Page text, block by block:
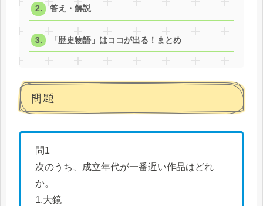
答え・解説
「歴史物語」はココが出る！まとめ
問題
問1
次のうち、成立年代が一番遅い作品はどれ
か。
1.大鏡